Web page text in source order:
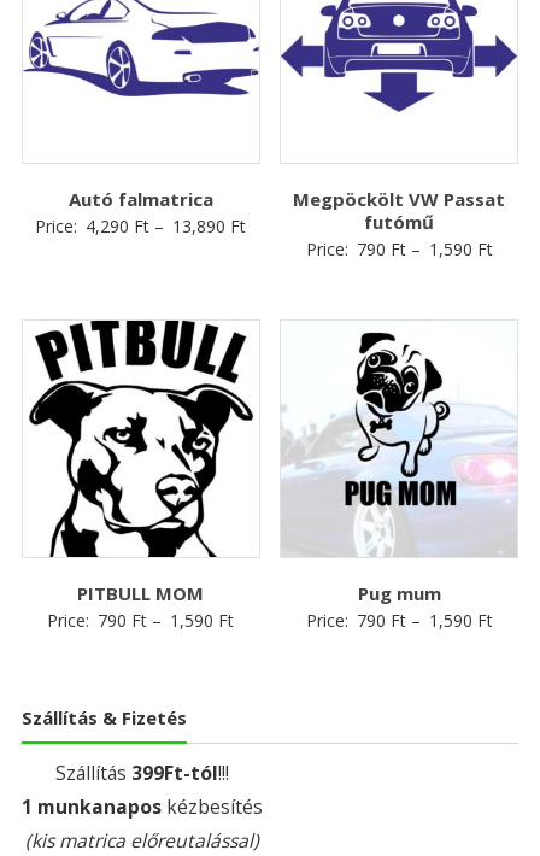
Autó falmatrica
Price: 4,290 Ft – 13,890 Ft
Megpöckölt VW Passat
futómű
Price: 790 Ft– 1,590 Ft
PITBULL MOM
Price: 790 Ft – 1,590 Ft
Pug mum
Price: 790 Ft– 1,590 Ft
Szállítás & Fizetés
Szállítás 399Ft-tól!!!
1 munkanaposkézbesítés
(kis matrica előreutalással)